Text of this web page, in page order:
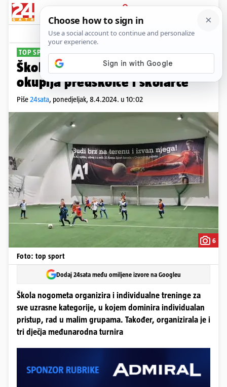
PRIJAVA
Sport Komentari
TOP SPORT
Škola nogometa u Dubravi
okuplja predškolce i školarce
Piše24sata, ponedjeljak, 8.4.2024. u 10:02
6
Foto: top sport
Dodaj 24sata među omiljene izvore na Googleu
Škola nogometa organizira i individualne treninge za
sve uzrasne kategorije, u kojem dominira individualan
pristup, rad u malim grupama. Također, organizirala je i
tri dječja međunarodna turnira